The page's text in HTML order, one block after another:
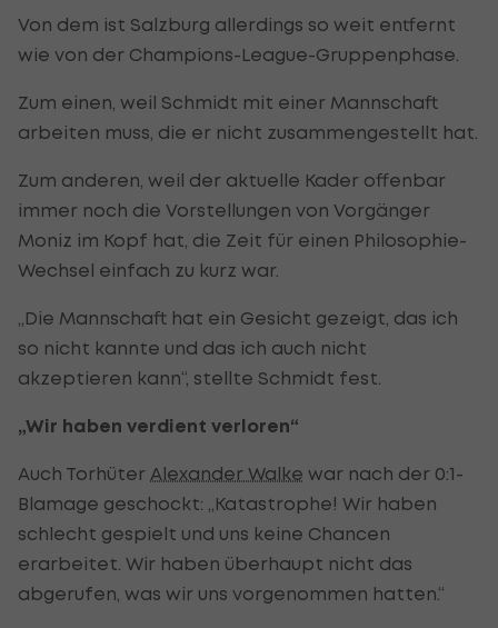
Von dem ist Salzburg allerdings so weit entfernt
wie von der Champions-League-Gruppenphase.
Zum einen, weil Schmidt mit einer Mannschaft
arbeiten muss, die er nicht zusammengestellt hat.
Zum anderen, weil der aktuelle Kader offenbar
immer noch die Vorstellungen von Vorgänger
Moniz im Kopf hat, die Zeit für einen Philosophie-
Wechsel einfach zu kurz war.
„Die Mannschaft hat ein Gesicht gezeigt, das ich
so nicht kannte und das ich auch nicht
akzeptieren kann“, stellte Schmidt fest.
„Wir haben verdient verloren“
Auch Torhüter Alexander Walke war nach der 0:1-
Blamage geschockt: „Katastrophe! Wir haben
schlecht gespielt und uns keine Chancen
erarbeitet. Wir haben überhaupt nicht das
abgerufen, was wir uns vorgenommen hatten.“